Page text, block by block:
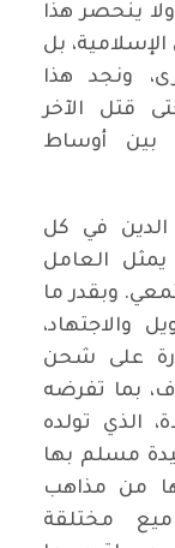
ينحصر هذا
بل
ونجد هذا
قتل الآخر
بين أوساط
في كل
العامل
وبقدر ما
والاجتهاد،
على شحن
بما تفرضه
الذي تولده
مسلم بها
من مذاهب
مختلقة